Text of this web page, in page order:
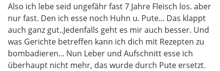
Also ich lebe seid ungefähr fast 7 Jahre Fleisch los. aber
nur fast. Den ich esse noch Huhn u. Pute... Das klappt
auch ganz gut..Jedenfalls geht es mir auch besser. Und
was Gerichte betreffen kann ich dich mit Rezepten zu
bombadieren... Nun Leber und Aufschnitt esse ich
überhaupt nicht mehr, das wurde durch Pute ersetzt.